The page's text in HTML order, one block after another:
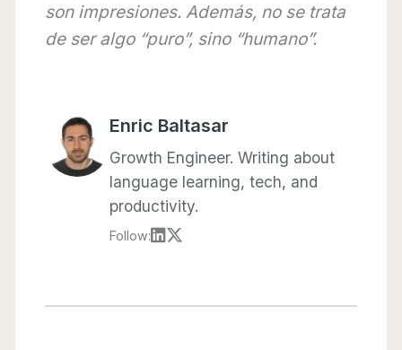
son impresiones. Además, no se trata
de ser algo “puro”, sino “humano”.
Enric Baltasar
Growth Engineer. Writing about
language learning, tech, and
productivity.
Follow: